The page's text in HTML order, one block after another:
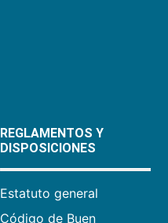
REGLAMENTOS Y
DISPOSICIONES
Estatuto general
Código de Buen